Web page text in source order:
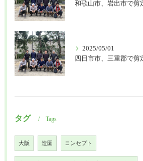
2025/05/01
タグ Tags
大阪 造園 コンセプト